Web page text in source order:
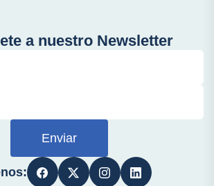
a nuestro Newsletter
Enviar